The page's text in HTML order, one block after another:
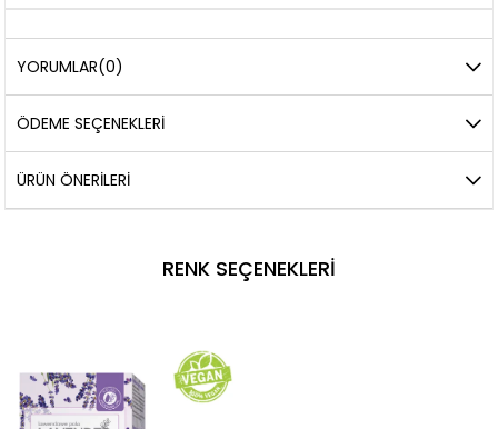
YORUMLAR(0)
ÖDEME SEÇENEKLERI
ÜRÜN ÖNERILERI
RENK SEÇENEKLERI